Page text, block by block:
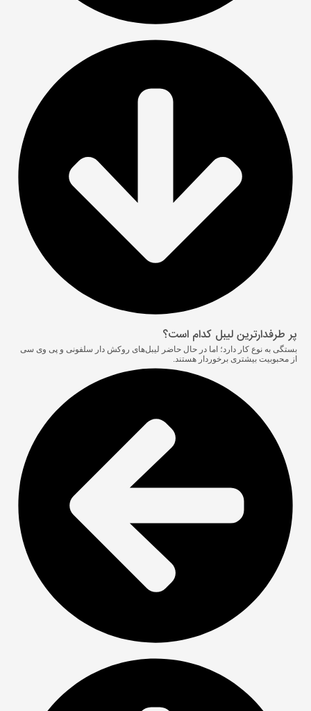
پر طرفدارترین لیبل کدام است؟
بستگی به نوع کار دارد؛ اما در حال حاضر لیبل‌های روکش دار سلفونی و پی وی سی
از محبوبیت بیشتری برخوردار هستند.